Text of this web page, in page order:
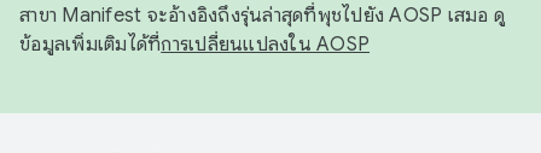
สาขา Manifest จะอ้างอิงถึงรุ่นล่าสุดที่พุชไปยัง AOSP เสมอ ดู
ข้อมูลเพิ่มเติมได้ที่การเปลี่ยนแปลงใน AOSP